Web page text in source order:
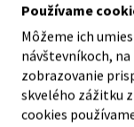
Používame
Môžeme ich
návštevníkoch,
zobrazovanie
skvelého zážitku
cookies